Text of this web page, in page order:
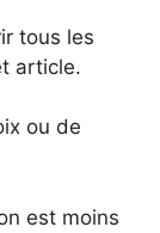
tous les
article.
ou de
est moins